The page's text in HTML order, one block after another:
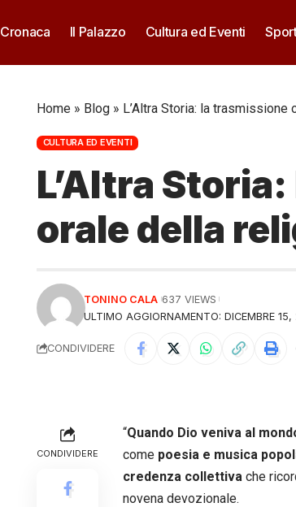
Cronaca Il Palazzo Cultura ed Eventi
Home » Blog » L’Altra Storia: la
CULTURA ED EVENTI
L’Altra
orale della
ULTIMO AGGIORNAMENTO: DICEMBRE
TONINO CALA 637 VIEWS
CONDIVIDERE
CONDIVIDERE
“Quando Dio veniva al
come poesia e musica
credenza collettiva che
novena devozionale.